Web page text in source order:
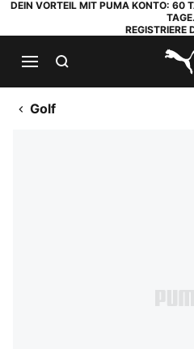
DEIN VORTEIL MIT PUMA KONTO: 60
TAGE.
REGISTRIERE
Golf